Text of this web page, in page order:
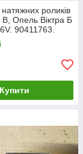
роликів
Опель Віктра Б
90411763.
Купити